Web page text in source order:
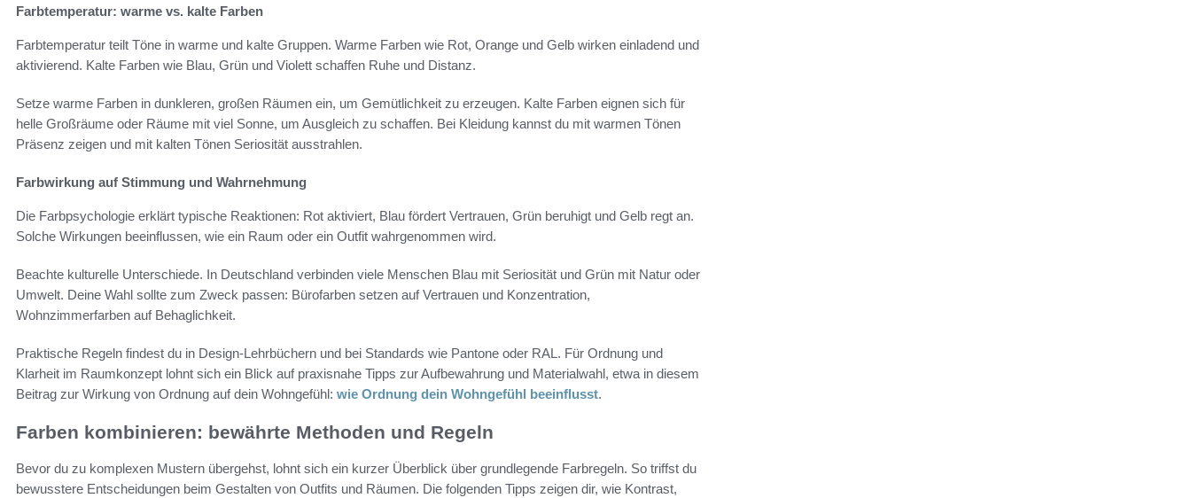
Farbtemperatur: warme vs. kalte Farben
Farbtemperatur teilt Töne in warme und kalte Gruppen. Warme Farben wie Rot, Orange und Gelb wirken einladend und
aktivierend. Kalte Farben wie Blau, Grün und Violett schaffen Ruhe und Distanz.
Setze warme Farben in dunkleren, großen Räumen ein, um Gemütlichkeit zu erzeugen. Kalte Farben eignen sich für
helle Großräume oder Räume mit viel Sonne, um Ausgleich zu schaffen. Bei Kleidung kannst du mit warmen Tönen
Präsenz zeigen und mit kalten Tönen Seriosität ausstrahlen.
Farbwirkung auf Stimmung und Wahrnehmung
Die Farbpsychologie erklärt typische Reaktionen: Rot aktiviert, Blau fördert Vertrauen, Grün beruhigt und Gelb regt an.
Solche Wirkungen beeinflussen, wie ein Raum oder ein Outfit wahrgenommen wird.
Beachte kulturelle Unterschiede. In Deutschland verbinden viele Menschen Blau mit Seriosität und Grün mit Natur oder
Umwelt. Deine Wahl sollte zum Zweck passen: Bürofarben setzen auf Vertrauen und Konzentration,
Wohnzimmerfarben auf Behaglichkeit.
Praktische Regeln findest du in Design-Lehrbüchern und bei Standards wie Pantone oder RAL. Für Ordnung und
Klarheit im Raumkonzept lohnt sich ein Blick auf praxisnahe Tipps zur Aufbewahrung und Materialwahl, etwa in diesem
Beitrag zur Wirkung von Ordnung auf dein Wohngefühl: wie Ordnung dein Wohngefühl beeinflusst.
Farben kombinieren: bewährte Methoden und Regeln
Bevor du zu komplexen Mustern übergehst, lohnt sich ein kurzer Überblick über grundlegende Farbregeln. So triffst du
bewusstere Entscheidungen beim Gestalten von Outfits und Räumen. Die folgenden Tipps zeigen dir, wie Kontrast,